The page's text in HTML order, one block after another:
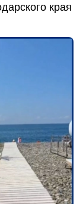
края